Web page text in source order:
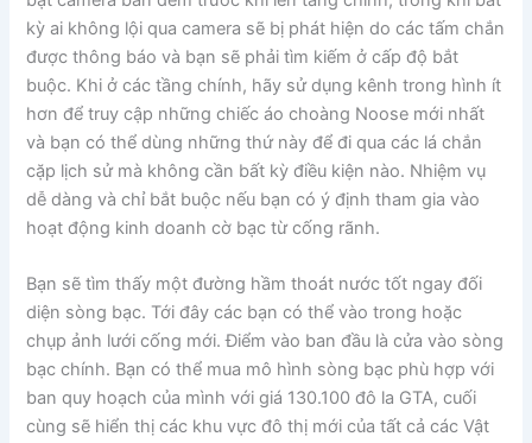
kỳ ai không lội qua camera sẽ bị phát hiện do các tấm chắn
được thông báo và bạn sẽ phải tìm kiếm ở cấp độ bắt
buộc. Khi ở các tầng chính, hãy sử dụng kênh trong hình ít
hơn để truy cập những chiếc áo choàng Noose mới nhất
và bạn có thể dùng những thứ này để đi qua các lá chắn
cặp lịch sử mà không cần bất kỳ điều kiện nào. Nhiệm vụ
dễ dàng và chỉ bắt buộc nếu bạn có ý định tham gia vào
hoạt động kinh doanh cờ bạc từ cống rãnh.
Bạn sẽ tìm thấy một đường hầm thoát nước tốt ngay đối
diện sòng bạc. Tới đây các bạn có thể vào trong hoặc
chụp ảnh lưới cống mới. Điểm vào ban đầu là cửa vào sòng
bạc chính. Bạn có thể mua mô hình sòng bạc phù hợp với
ban quy hoạch của mình với giá 130.100 đô la GTA, cuối
cùng sẽ hiển thị các khu vực đô thị mới của tất cả các Vật